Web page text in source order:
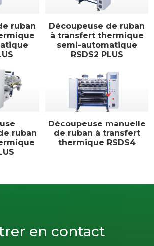
ruban
Découpeuse de ruban
à transfert thermique
semi-automatique
RSDS2 PLUS
ruban
Découpeuse manuelle
de ruban à transfert
thermique RSDS4
en contact